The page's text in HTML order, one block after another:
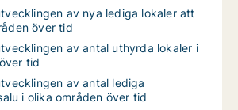
av nya lediga lokaler att
över tid
av antal uthyrda lokaler i
tid
av antal lediga
i olika områden över tid